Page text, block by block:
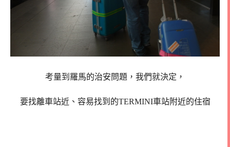
考量到羅馬的治安問題，我們就決定，
要找離車站近、 容易找到的TERMINI車站附近的住宿